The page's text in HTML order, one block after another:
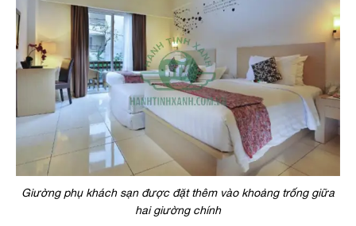
Giường phụ khách sạn được đặt thêm vào khoảng trống giữa
hai giường chính